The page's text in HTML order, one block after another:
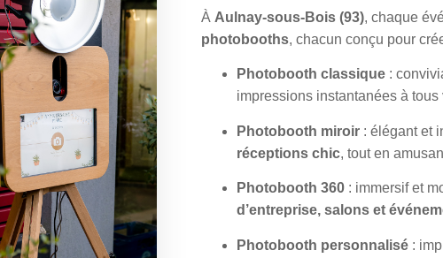
À Aulnay-sous-Bois (93), chaque
photobooths, chacun conçu pour
Photobooth classique :
impressions instantanées à tous
Photobooth miroir : élégant et
réceptions chic, tout en
Photobooth 360 : immersif et
d’entreprise, salons et
Photobooth personnalisé :